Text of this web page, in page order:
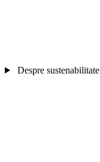
Despre sustenabilitate